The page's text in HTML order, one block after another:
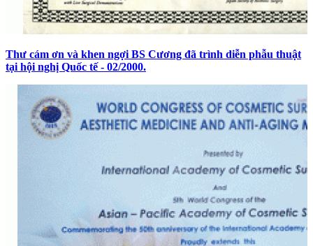
Thư cám ơn và khen ngợi BS Cương đã trình diễn phẫu thuật
tại hội nghị Quốc tế - 02/2000.